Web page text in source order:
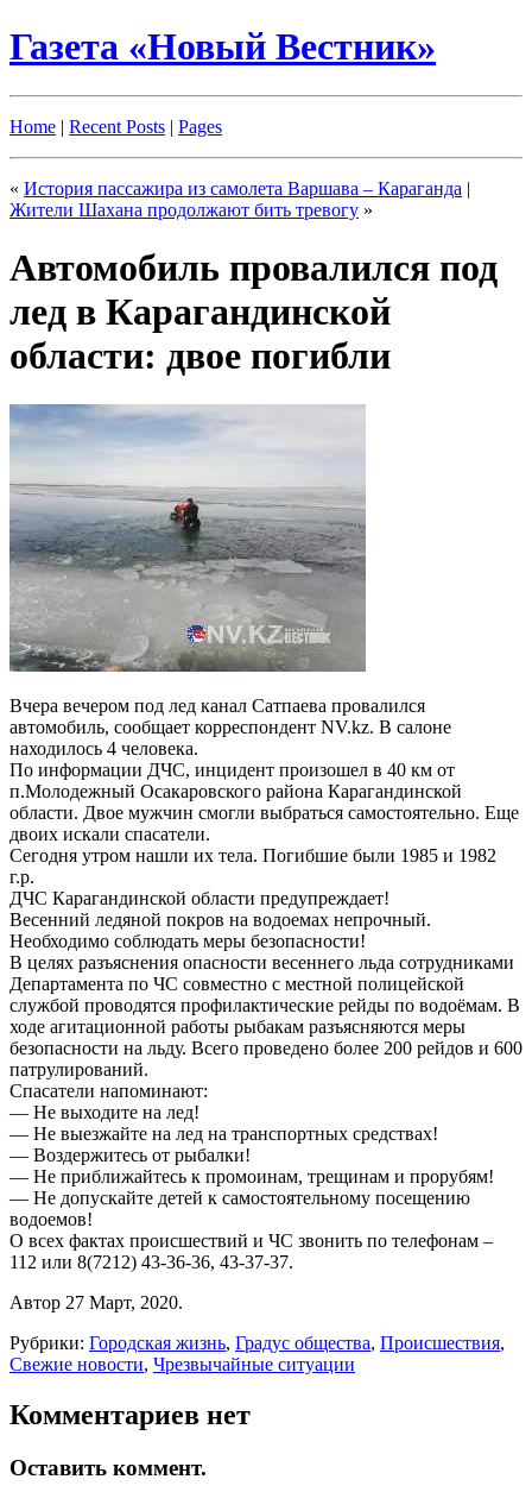
Газета «Новый Вестник»
Home | Recent Posts | Pages
« История пассажира из самолета Варшава – Караганда |
Жители Шахана продолжают бить тревогу »
Автомобиль провалился под
лед в Карагандинской
области: двое погибли
Вчера вечером под лед канал Сатпаева провалился
автомобиль, сообщает корреспондент NV.kz. В салоне
находилось 4 человека.
По информации ДЧС, инцидент произошел в 40 км от
п.Молодежный Осакаровского района Карагандинской
области. Двое мужчин смогли выбраться самостоятельно. Еще
двоих искали спасатели.
Сегодня утром нашли их тела. Погибшие были 1985 и 1982
г.р.
ДЧС Карагандинской области предупреждает!
Весенний ледяной покров на водоемах непрочный.
Необходимо соблюдать меры безопасности!
В целях разъяснения опасности весеннего льда сотрудниками
Департамента по ЧС совместно с местной полицейской
службой проводятся профилактические рейды по водоёмам. В
ходе агитационной работы рыбакам разъясняются меры
безопасности на льду. Всего проведено более 200 рейдов и 600
патрулирований.
Спасатели напоминают:
— Не выходите на лед!
— Не выезжайте на лед на транспортных средствах!
— Воздержитесь от рыбалки!
— Не приближайтесь к промоинам, трещинам и прорубям!
— Не допускайте детей к самостоятельному посещению
водоемов!
О всех фактах происшествий и ЧС звонить по телефонам –
112 или 8(7212) 43-36-36, 43-37-37.
Автор 27 Март, 2020.
Рубрики: Городская жизнь, Градус общества, Происшествия,
Свежие новости, Чрезвычайные ситуации
Комментариев нет
Оставить коммент.